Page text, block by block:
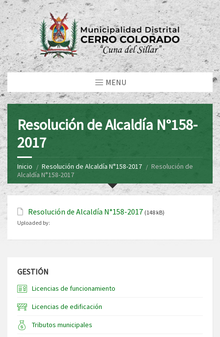
MENU
Resolución de Alcaldía N°158-
2017
Inicio Resolución de Alcaldía N°158-2017
Resolución de
Alcaldía N°158-2017
Resolución de Alcaldía N°158-2017 (148 kB)
Uploaded by:
GESTIÓN
Licencias de funcionamiento
Licencias de edificación
Tributos municipales